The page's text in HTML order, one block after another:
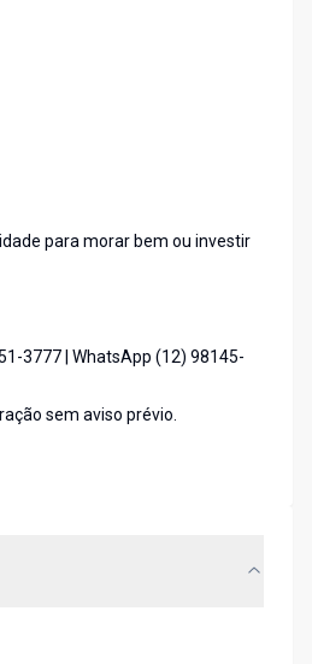
para morar bem ou investir
3777 | WhatsApp (12) 98145-
sem aviso prévio.